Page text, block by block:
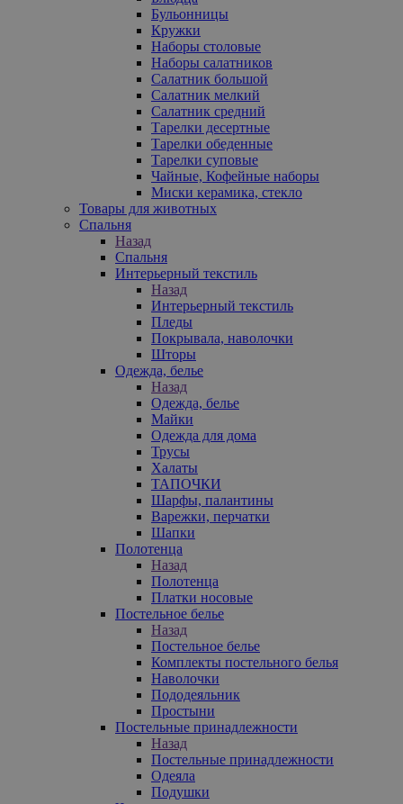
Бульонницы
Кружки
Наборы столовые
Наборы салатников
Салатник большой
Салатник мелкий
Салатник средний
Тарелки десертные
Тарелки обеденные
Тарелки суповые
Чайные, Кофейные наборы
Миски керамика, стекло
Товары для животных
Спальня
Назад
Спальня
Интерьерный текстиль
Назад
Интерьерный текстиль
Пледы
Покрывала, наволочки
Шторы
Одежда, белье
Назад
Одежда, белье
Майки
Одежда для дома
Трусы
Халаты
ТАПОЧКИ
Шарфы, палантины
Варежки, перчатки
Шапки
Полотенца
Назад
Полотенца
Платки носовые
Постельное белье
Назад
Постельное белье
Комплекты постельного белья
Наволочки
Пододеяльник
Простыни
Постельные принадлежности
Назад
Постельные принадлежности
Одеяла
Подушки